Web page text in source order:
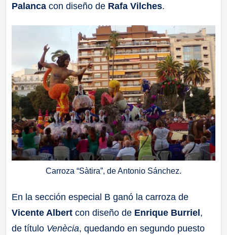
Palanca con diseño de Rafa Vilches.
Carroza “Sàtira”, de Antonio Sánchez.
En la sección especial B ganó la carroza de
Vicente Albert con diseño de Enrique Burriel,
de título Venècia, quedando en segundo puesto